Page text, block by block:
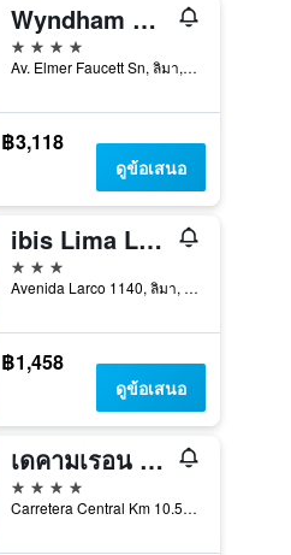
Wyndham Costa del Sol Lima Airport
4 ดาว
Av. Elmer Faucett Sn, ลิมา, เปรู
฿3,118
ดูข้อเสนอ
ibis Lima Larco Miraflores
3 ดาว
Avenida Larco 1140, ลิมา, เปรู
฿1,458
ดูข้อเสนอ
เดคามเรอน เอล ปูเอ็บโล - หมดจด
4 ดาว
Carretera Central Km 10.5, ลิมา, เปรู